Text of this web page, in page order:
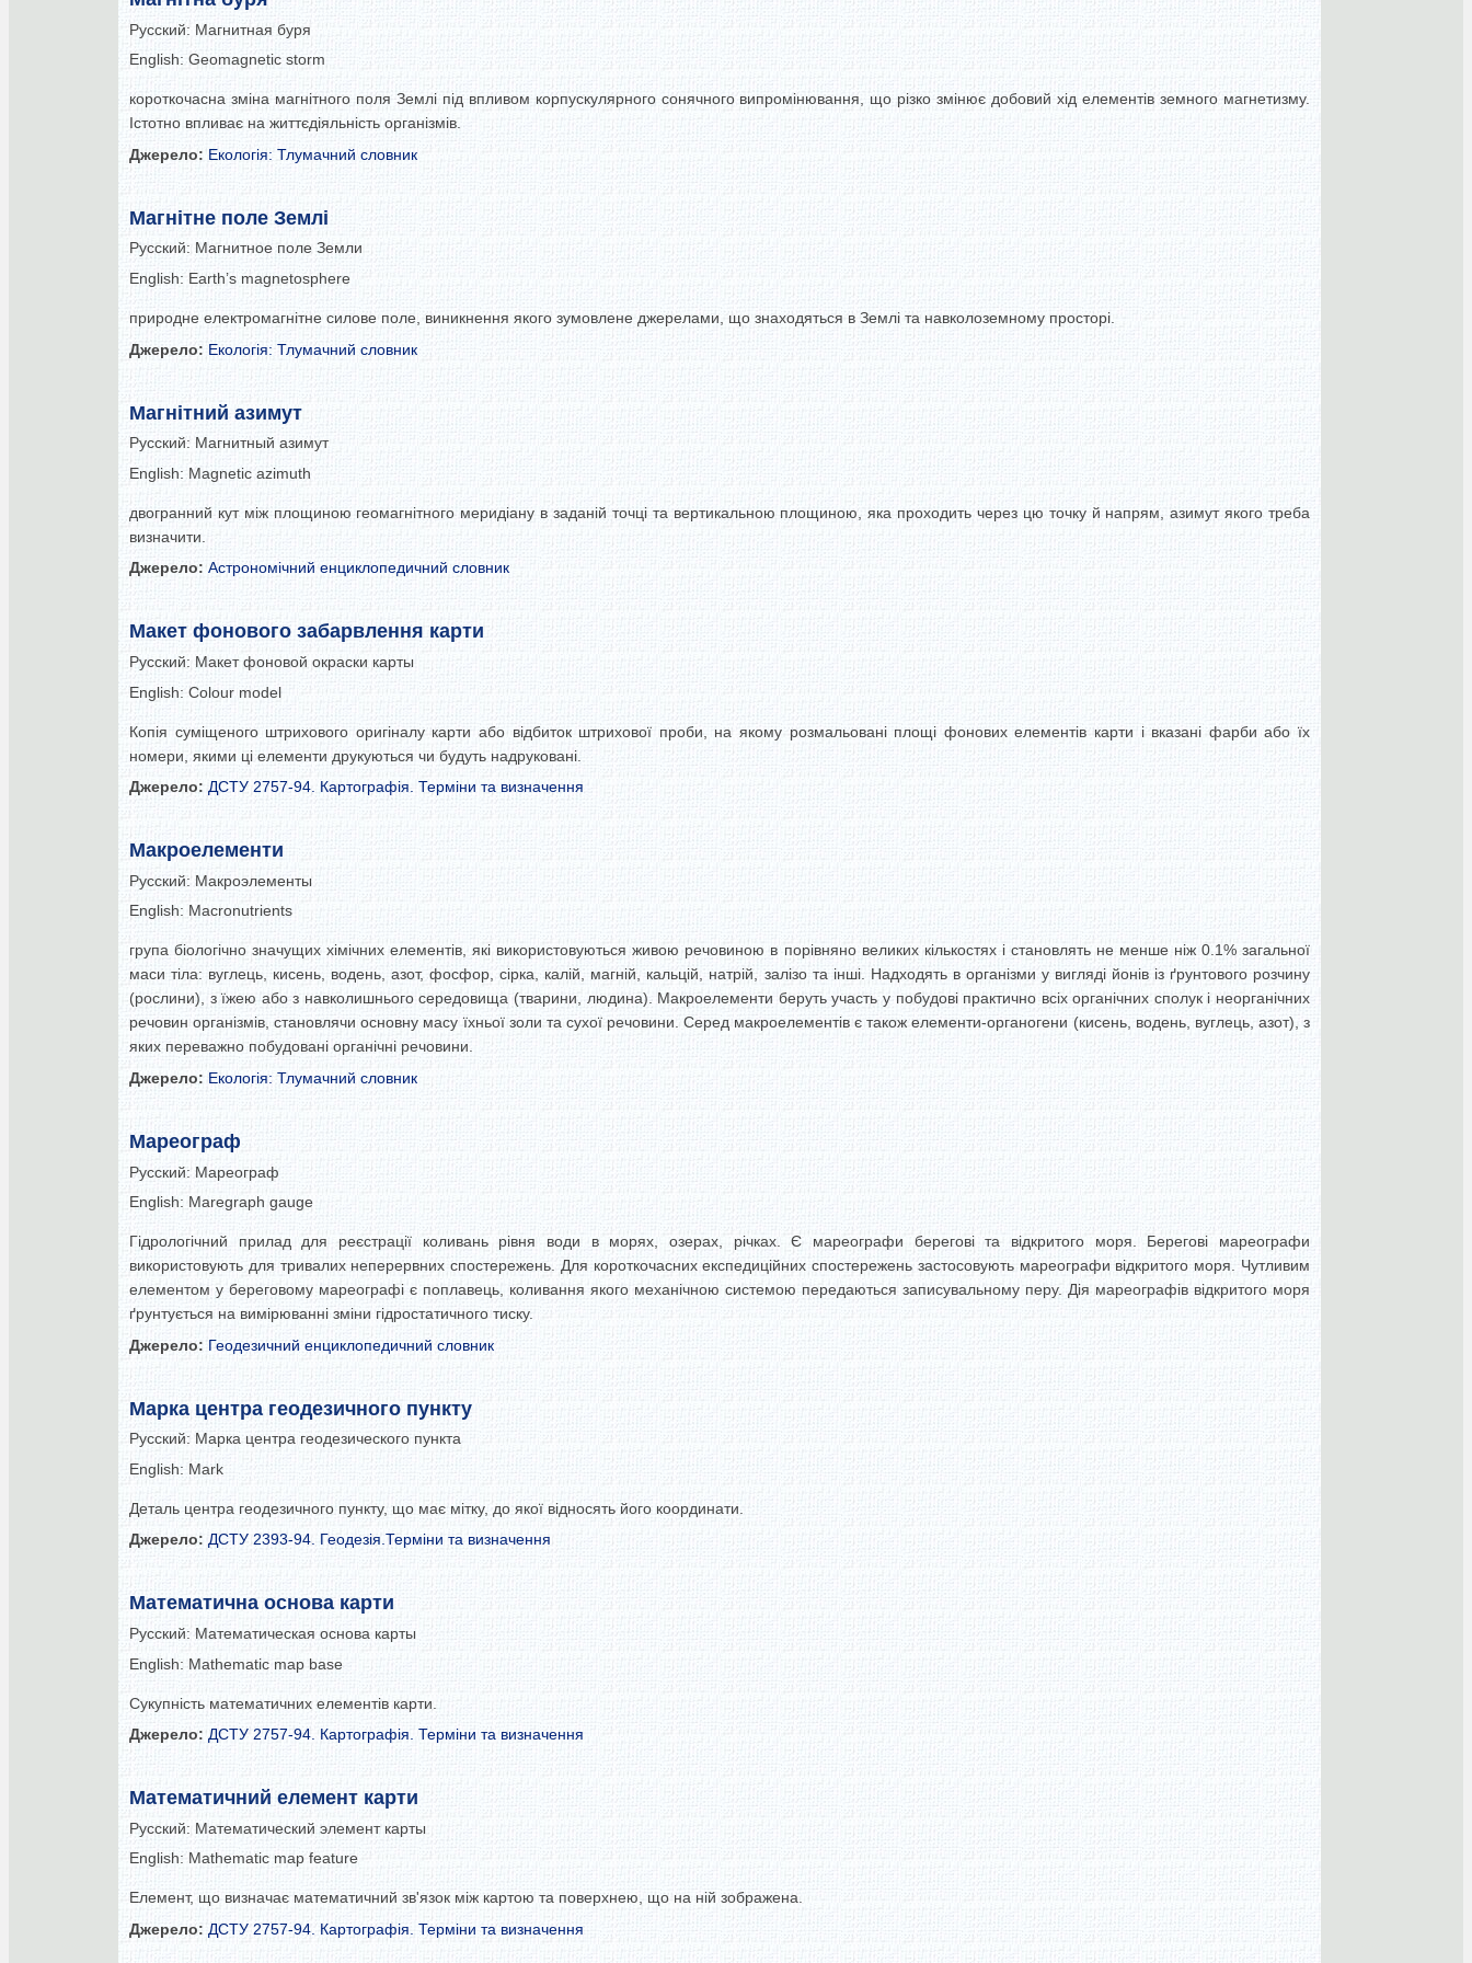
Русский: Магнитная буря
English: Geomagnetic storm
короткочасна зміна магнітного поля Землі під впливом корпускулярного сонячного випромінювання, що різко змінює добовий хід елементів земного магнетизму.
Істотно впливає на життєдіяльність організмів.
Джерело: Екологія: Тлумачний словник
Магнітне поле Землі
Русский: Магнитное поле Земли
English: Earth’s magnetosphere
природне електромагнітне силове поле, виникнення якого зумовлене джерелами, що знаходяться в Землі та навколоземному просторі.
Джерело: Екологія: Тлумачний словник
Магнітний азимут
Русский: Магнитный азимут
English: Magnetic azimuth
двогранний кут між площиною геомагнітного меридіану в заданій точці та вертикальною площиною, яка проходить через цю точку й напрям, азимут якого треба
визначити.
Джерело: Астрономічний енциклопедичний словник
Макет фонового забарвлення карти
Русский: Макет фоновой окраски карты
English: Colour model
Копія суміщеного штрихового оригіналу карти або відбиток штрихової проби, на якому розмальовані площі фонових елементів карти і вказані фарби або їх
номери, якими ці елементи друкуються чи будуть надруковані.
Джерело: ДСТУ 2757-94. Картографія. Терміни та визначення
Макроелементи
Русский: Макроэлементы
English: Macronutrients
група біологічно значущих хімічних елементів, які використовуються живою речовиною в порівняно великих кількостях і становлять не менше ніж 0.1% загальної
маси тіла: вуглець, кисень, водень, азот, фосфор, сірка, калій, магній, кальцій, натрій, залізо та інші. Надходять в організми у вигляді йонів із ґрунтового розчину
(рослини), з їжею або з навколишнього середовища (тварини, людина). Макроелементи беруть участь у побудові практично всіх органічних сполук і неорганічних
речовин організмів, становлячи основну масу їхньої золи та сухої речовини. Серед макроелементів є також елементи-органогени (кисень, водень, вуглець, азот), з
яких переважно побудовані органічні речовини.
Джерело: Екологія: Тлумачний словник
Мареограф
Русский: Мареограф
English: Maregraph gauge
Гідрологічний прилад для реєстрації коливань рівня води в морях, озерах, річках. Є мареографи берегові та відкритого моря. Берегові мареографи
використовують для тривалих неперервних спостережень. Для короткочасних експедиційних спостережень застосовують мареографи відкритого моря. Чутливим
елементом у береговому мареографі є поплавець, коливання якого механічною системою передаються записувальному перу. Дія мареографів відкритого моря
ґрунтується на вимірюванні зміни гідростатичного тиску.
Джерело: Геодезичний енциклопедичний словник
Марка центра геодезичного пункту
Русский: Марка центра геодезического пункта
English: Mark
Деталь центра геодезичного пункту, що має мітку, до якої відносять його координати.
Джерело: ДСТУ 2393-94. Геодезія.Терміни та визначення
Математична основа карти
Русский: Математическая основа карты
English: Mathematic map base
Сукупність математичних елементів карти.
Джерело: ДСТУ 2757-94. Картографія. Терміни та визначення
Математичний елемент карти
Русский: Математический элемент карты
English: Mathematic map feature
Елемент, що визначає математичний зв'язок між картою та поверхнею, що на ній зображена.
Джерело: ДСТУ 2757-94. Картографія. Терміни та визначення